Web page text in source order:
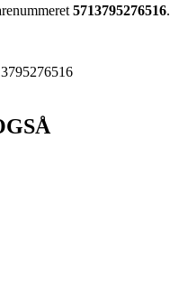
5713795276516.